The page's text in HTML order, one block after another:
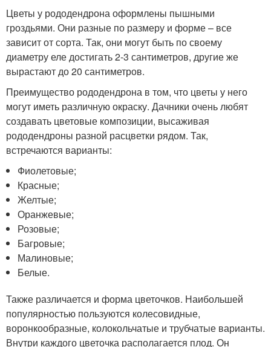
Цветы у рододендрона оформлены пышными
гроздьями. Они разные по размеру и форме – все
зависит от сорта. Так, они могут быть по своему
диаметру еле достигать 2-3 сантиметров, другие же
вырастают до 20 сантиметров.
Преимущество рододендрона в том, что цветы у него
могут иметь различную окраску. Дачники очень любят
создавать цветовые композиции, высаживая
рододендроны разной расцветки рядом. Так,
встречаются варианты:
Фиолетовые;
Красные;
Желтые;
Оранжевые;
Розовые;
Багровые;
Малиновые;
Белые.
Также различается и форма цветочков. Наибольшей
популярностью пользуются колесовидные,
воронкообразные, колокольчатые и трубчатые варианты.
Внутри каждого цветочка располагается плод. Он